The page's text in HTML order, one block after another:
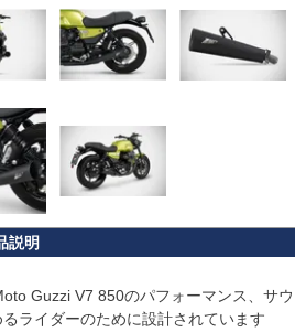
Guzzi V7 850のパフォーマンス、サウ
ライダーのために設計されています